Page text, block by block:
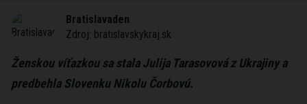
Bratislavaden
Zdroj: bratislavskykraj.sk
Ženskou víťazkou sa stala Julija Tarasovová z Ukrajiny a
predbehla Slovenku Nikolu Čorbovú.